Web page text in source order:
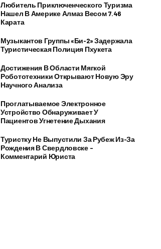
Любитель Приключенческого Туризма
Нашел В Америке Алмаз Весом 7.46
Карата
Музыкантов Группы «Би-2» Задержала
Туристическая Полиция Пхукета
Достижения В Области Мягкой
Робототехники Открывают Новую Эру
Научного Анализа
Проглатываемое Электронное
Устройство Обнаруживает У
Пациентов Угнетение Дыхания
Туристку Не Выпустили За Рубеж Из-За
Рождения В Свердловске –
Комментарий Юриста